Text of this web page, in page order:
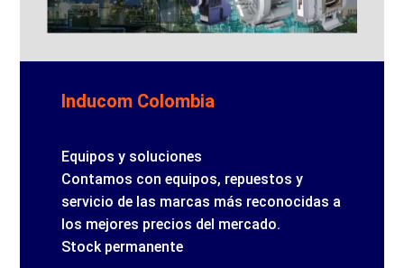
Inducom Colombia
Equipos y soluciones
Contamos con equipos, repuestos y
servicio de las marcas más reconocidas a
los mejores precios del mercado.
Stock permanente